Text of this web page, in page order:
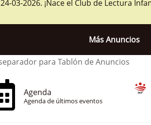
24-03-2026. ¡Nace el Club de Lectura
Más Anuncios
Agenda
Agenda de últimos eventos